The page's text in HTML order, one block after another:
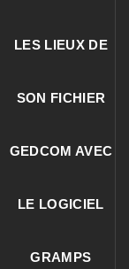
LES LIEUX DE
SON FICHIER
GEDCOM AVEC
LE LOGICIEL
GRAMPS